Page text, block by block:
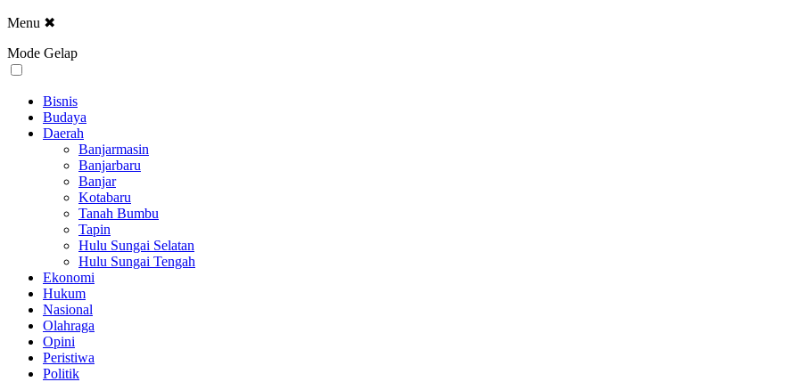
Menu ✖
Mode Gelap
Bisnis
Budaya
Daerah
Banjarmasin
Banjarbaru
Banjar
Kotabaru
Tanah Bumbu
Tapin
Hulu Sungai Selatan
Hulu Sungai Tengah
Ekonomi
Hukum
Nasional
Olahraga
Opini
Peristiwa
Politik